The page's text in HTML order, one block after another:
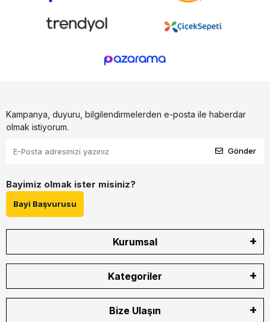
Kampanya, duyuru, bilgilendirmelerden e-posta ile haberdar
olmak istiyorum.
Gönder
Bayimiz olmak ister misiniz?
Bayi Başvurusu
Kurumsal
Kategoriler
Bize Ulaşın